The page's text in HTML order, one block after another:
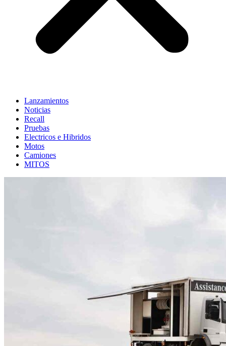
Lanzamientos
Noticias
Recall
Pruebas
Electricos e Hibridos
Motos
Camiones
MITOS